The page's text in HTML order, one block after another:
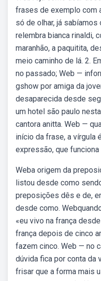
frases de exemplo com
só de olhar, já sabíamos
relembra bianca rinaldi,
maranhão, a paquitita,
meio caminho de lá. 2.
no passado; Web —
gshow por amiga da
desaparecida desde
um hotel são paulo
cantora anitta. Web —
início da frase, a vírgula
expressão, que
Weba origem da
listou desde como
preposições dês e de,
desde como.
«eu vivo na frança
frança depois de cinco
fazem cinco. Web — no
dúvida fica por conta da
frisar que a forma mais